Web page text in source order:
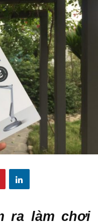
ra làm chơi